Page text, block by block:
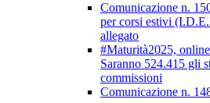
Comunicazione n.
per corsi estivi
allegato
#Maturità2025,
Saranno 524.415 gli
commissioni
Comunicazione n.